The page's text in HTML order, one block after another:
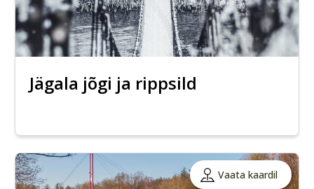
Jägala jõgi ja rippsild
Vaata kaardil